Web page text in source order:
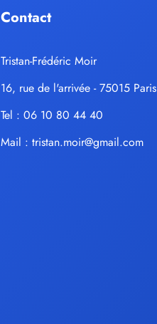
Contact
Tristan-Frédéric Moir
16, rue de l'arrivée - 75015 Paris
Tel : 06 10 80 44 40
Mail :tristan.moir@gmail.com